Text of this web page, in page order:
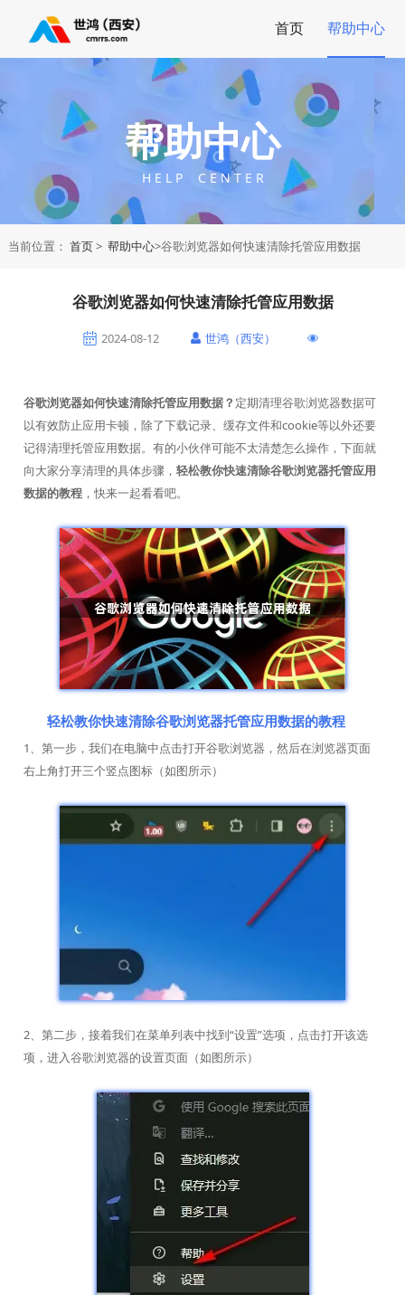
首页 帮助中心
帮助中心
H E L P C E N T E R
当前位置： 首页> 帮助中心>谷歌浏览器如何快速清除托管应用数据
谷歌浏览器如何快速清除托管应用数据
2024-08-12 世鸿（西安）
谷歌浏览器如何快速清除托管应用数据？ 定期清理谷歌浏览器数据可
以有效防止应用卡顿，除了下载记录、缓存文件和cookie等以外还要
记得清理托管应用数据。有的小伙伴可能不太清楚怎么操作，下面就
向大家分享清理的具体步骤， 轻松教你快速清除谷歌浏览器托管应用
数据的教程，快来一起看看吧。
轻松教你快速清除谷歌浏览器托管应用数据的教程
1、第一步，我们在电脑中点击打开谷歌浏览器，然后在浏览器页面
右上角打开三个竖点图标（如图所示）
2、第二步，接着我们在菜单列表中找到“设置”选项，点击打开该选
项，进入谷歌浏览器的设置页面（如图所示）